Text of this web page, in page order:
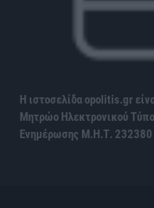
Η ιστοσελίδα opolitis.gr
Μητρώο Ηλεκτρονικού
Ενημέρωσης Μ.Η.Τ. 232380